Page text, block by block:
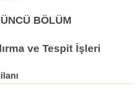
BÖLÜM
ve Tespit İşleri